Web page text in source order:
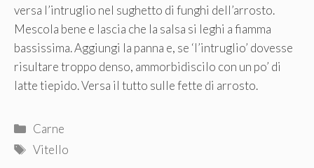
versa l’intruglio nel sughetto di funghi dell’arrosto.
Mescola bene e lascia che la salsa si leghi a fiamma
bassissima. Aggiungi la panna e, se ‘l’intruglio’ dovesse
risultare troppo denso, ammorbidiscilo con un po’ di
latte tiepido. Versa il tutto sulle fette di arrosto.
Categorie
Carne
Tag
Vitello